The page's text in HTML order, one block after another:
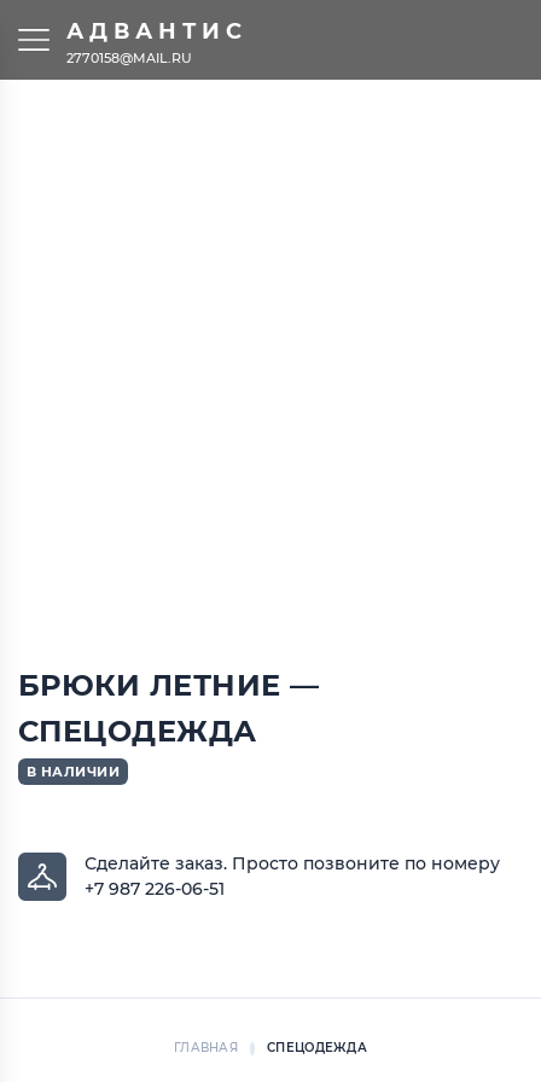
АДВАНТИС
2770158@MAIL.RU
БРЮКИ ЛЕТНИЕ —
СПЕЦОДЕЖДА
В НАЛИЧИИ
Сделайте заказ. Просто позвоните по номеру
+7 987 226-06-51
ГЛАВНАЯ СПЕЦОДЕЖДА